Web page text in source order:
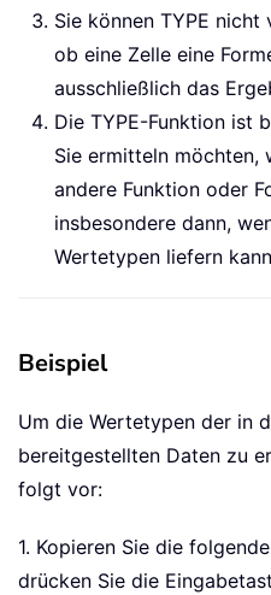
Sie können TYPE
ob eine Zelle eine
ausschließlich das
Die TYPE-Funktion ist
Sie ermitteln möchten,
andere Funktion oder
insbesondere dann,
Wertetypen liefern
Beispiel
Um die Wertetypen der in
bereitgestellten Daten zu
folgt vor:
1. Kopieren Sie die
drücken Sie die